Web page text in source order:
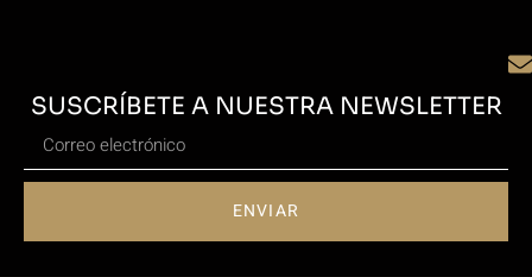
SUSCRÍBETE A NUESTRA NEWSLETTER
ENVIAR